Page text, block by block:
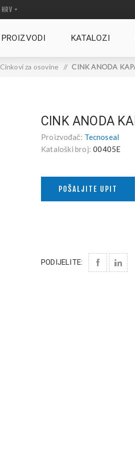
PROIZVODI KATALOZI
Cinkovi za osovine / CINK ANODA
CINK ANODA
Proizvođač: Tecnoseal
Kataloški broj: 00405E
POŠALJITE UPIT
PODIJELITE: